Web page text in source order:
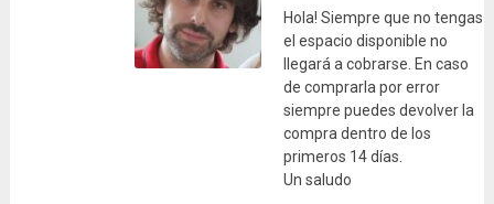
Hola! Siempre que no tengas
el espacio disponible no
llegará a cobrarse. En caso
de comprarla por error
siempre puedes devolver la
compra dentro de los
primeros 14 días.
Un saludo